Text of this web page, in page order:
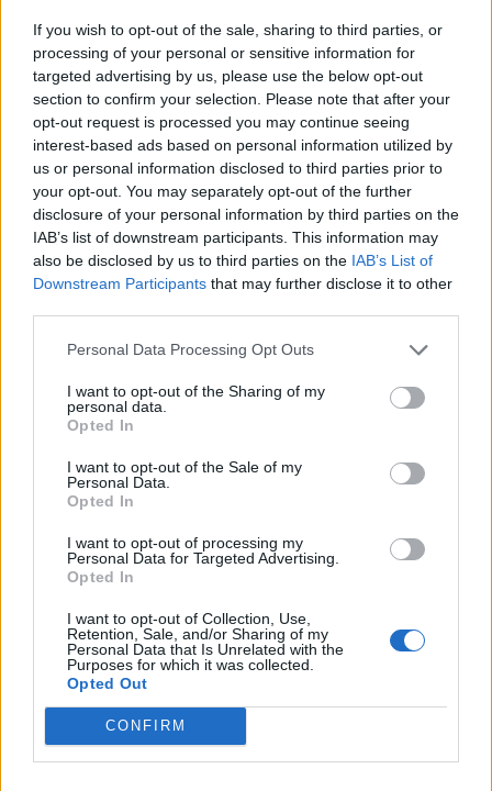
If you wish to opt-out of the sale, sharing to third parties, or
processing of your personal or sensitive information for
targeted advertising by us, please use the below opt-out
section to confirm your selection. Please note that after your
opt-out request is processed you may continue seeing
interest-based ads based on personal information utilized by
us or personal information disclosed to third parties prior to
your opt-out. You may separately opt-out of the further
disclosure of your personal information by third parties on the
IAB’s list of downstream participants. This information may
also be disclosed by us to third parties on the IAB’s List of
Downstream Participants that may further disclose it to other
Personal Data Processing Opt Outs
I want to opt-out of the Sharing of my
personal data.
Opted In
I want to opt-out of the Sale of my
Personal Data.
Opted In
I want to opt-out of processing my
Personal Data for Targeted Advertising.
Opted In
I want to opt-out of Collection, Use,
Retention, Sale, and/or Sharing of my
Personal Data that Is Unrelated with the
Purposes for which it was collected.
Opted Out
CONFIRM
ostico, gli scaligeri conosceranno il proprio
destino: sarà salvezza oppure i veneti
retrocederanno in Serie B? Una vittoria terrebbe
accesa più di una speranza di salvezza; in caso
di vittoria anche dello Spezia si andrebbe allo
spareggio.
Verona, le ultime dall'infermeria
recupero di Darko Lazovic
potrebbe recuperare almeno per la panchina.
Discorso analogo per Simone Verdi
rimasto in panchina per tutta la durata del
match.
Autore
Redazione Fantacalcio.it